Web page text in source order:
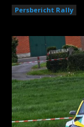
Persbericht Rally